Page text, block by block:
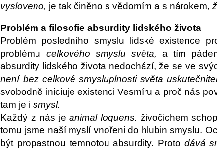
vysloveno, je tak činěno s vědomím a s nárokem,
Problém a filosofie absurdity lidského života
Problém posledního smyslu lidské existence
problému celkového smyslu světa, a tím
absurdity lidského života nedochází, že se ve
není bez celkové smysluplnosti světa
svobodně iniciuje existenci Vesmíru a proč nás
tam je ismysl.
Každý z nás je animal loquens, živočichem
tomu jsme naší myslí vnořeni do hlubin smyslu.
být propastnou temnotou absurdity. Proto dává